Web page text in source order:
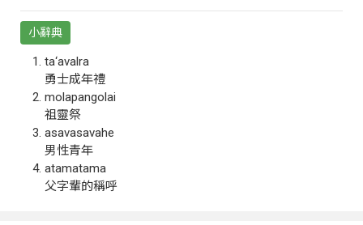
小辭典
ta‘avalra
勇士成年禮
molapangolai
祖靈祭
asavasavahe
男性青年
atamatama
父字輩的稱呼